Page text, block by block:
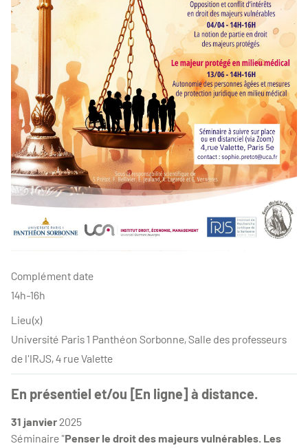
Complément date
14h-16h
Lieu(x)
Université Paris 1 Panthéon Sorbonne, Salle des professeurs
de l'IRJS, 4 rue Valette
En présentiel et/ou [En ligne] à distance.
31 janvier2025
Séminaire "Penser le droit des majeurs vulnérables. Les